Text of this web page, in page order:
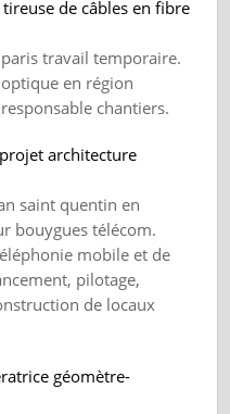
de câbles en fibre
travail temporaire.
en région
chantiers.
architecture
saint quentin en
bouygues télécom.
mobile et de
pilotage,
de locaux
géomètre-